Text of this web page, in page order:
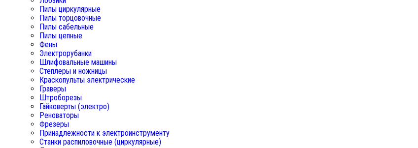
Пилы циркулярные
Пилы торцовочные
Пилы сабельные
Пилы цепные
Фены
Электрорубанки
Шлифовальные машины
Степлеры и ножницы
Краскопульты электрические
Граверы
Штроборезы
Гайковерты (электро)
Реноваторы
Фрезеры
Принадлежности к электроинструменту
Станки распиловочные (циркулярные)